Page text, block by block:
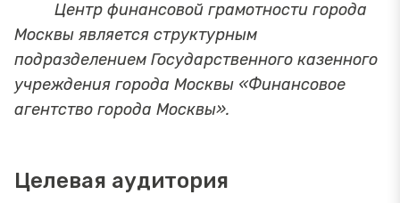
Центр финансовой грамотности города
Москвы является структурным
подразделением Государственного казенного
учреждения города Москвы «Финансовое
агентство города Москвы».
Целевая аудитория